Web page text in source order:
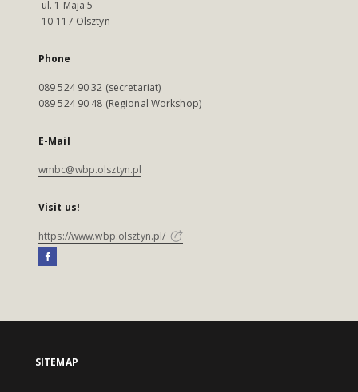
ul. 1 Maja 5
10-117 Olsztyn
Phone
089 524 90 32 (secretariat)
089 524 90 48 (Regional Workshop)
E-Mail
wmbc@wbp.olsztyn.pl
Visit us!
https://www.wbp.olsztyn.pl/
SITEMAP